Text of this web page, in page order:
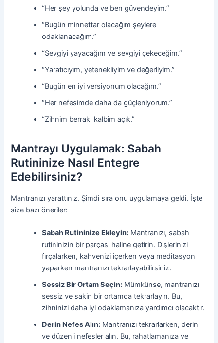
“Her şey yolunda ve ben güvendeyim.”
“Bugün minnettar olacağım şeylere
odaklanacağım.”
“Sevgiyi yayacağım ve sevgiyi çekeceğim.”
“Yaratıcıyım, yetenekliyim ve değerliyim.”
“Bugün en iyi versiyonum olacağım.”
“Her nefesimde daha da güçleniyorum.”
“Zihnim berrak, kalbim açık.”
Mantrayı Uygulamak: Sabah
Rutininize Nasıl Entegre
Edebilirsiniz?
Mantranızı yarattınız. Şimdi sıra onu uygulamaya geldi. İşte
size bazı öneriler:
Sabah Rutininize Ekleyin: Mantranızı, sabah
rutininizin bir parçası haline getirin. Dişlerinizi
fırçalarken, kahvenizi içerken veya meditasyon
yaparken mantranızı tekrarlayabilirsiniz.
Sessiz Bir Ortam Seçin: Mümkünse, mantranızı
sessiz ve sakin bir ortamda tekrarlayın. Bu,
zihninizi daha iyi odaklamanıza yardımcı olacaktır.
Derin Nefes Alın: Mantranızı tekrarlarken, derin
ve düzenli nefesler alın. Bu, rahatlamanıza ve